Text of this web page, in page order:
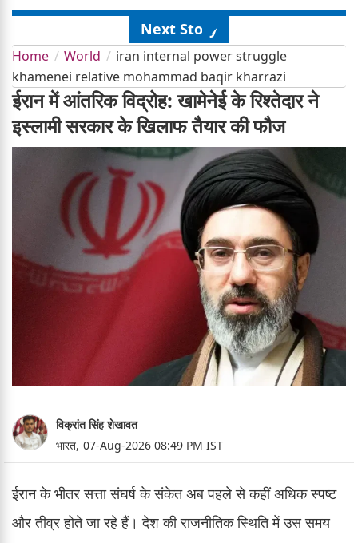
Next Story
Home World
iran internal power struggle
khamenei relative mohammad baqir kharrazi
ईरान में आंतरिक विद्रोह: खामेनेई के रिश्तेदार ने
इस्लामी सरकार के खिलाफ तैयार की फौज
विक्रांत सिंह शेखावत
भारत, 07-Aug-2026 08:49 PM IST
ईरान के भीतर सत्ता संघर्ष के संकेत अब पहले से कहीं अधिक स्पष्ट
और तीव्र होते जा रहे हैं। देश की राजनीतिक स्थिति में उस समय